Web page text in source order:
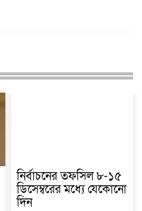
নির্বাচনের তফসিল ৮-১৫
ডিসেম্বরের মধ্যে যেকোনো
দিন